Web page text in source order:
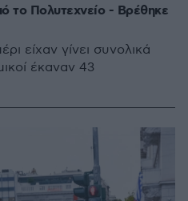
το Πολυτεχνείο - Βρέθηκε
είχαν γίνει συνολικά
έκαναν 43